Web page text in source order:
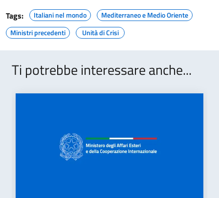
Tags:
Italiani nel mondo
Mediterraneo e Medio Oriente
Ministri precedenti
Unità di Crisi
Ti potrebbe interessare anche...